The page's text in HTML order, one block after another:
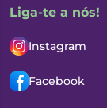
Liga-te a nós!
Instagram
Facebook